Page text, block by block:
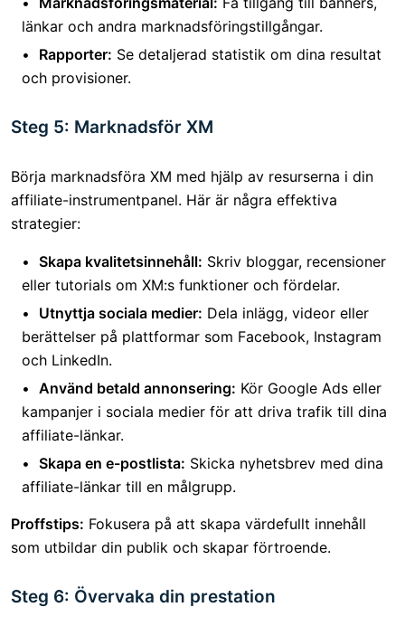
länkar och andra marknadsföringstillgångar.
Rapporter: Se detaljerad statistik om dina resultat
och provisioner.
Steg 5: Marknadsför XM
Börja marknadsföra XM med hjälp av resurserna i din
affiliate-instrumentpanel. Här är några effektiva
strategier:
Skapa kvalitetsinnehåll: Skriv bloggar, recensioner
eller tutorials om XM:s funktioner och fördelar.
Utnyttja sociala medier: Dela inlägg, videor eller
berättelser på plattformar som Facebook, Instagram
och LinkedIn.
Använd betald annonsering: Kör Google Ads eller
kampanjer i sociala medier för att driva trafik till dina
affiliate-länkar.
Skapa en e-postlista: Skicka nyhetsbrev med dina
affiliate-länkar till en målgrupp.
Proffstips: Fokusera på att skapa värdefullt innehåll
som utbildar din publik och skapar förtroende.
Steg 6: Övervaka din prestation